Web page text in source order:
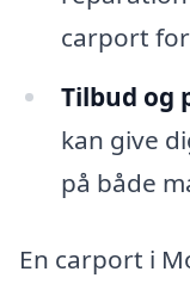
carport
Tilbud og
kan give
på både
En carport i